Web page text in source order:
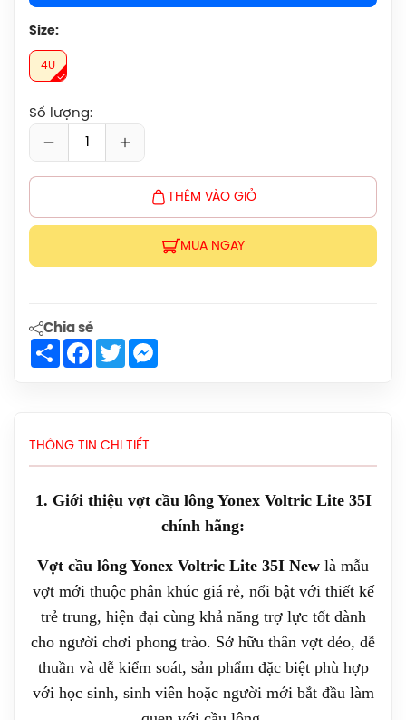
Size:
4U
Số lượng:
THÊM VÀO GIỎ
MUA NGAY
Chia sẻ
ShareFacebook
Twitter
THÔNG TIN CHI TIẾT
1. Giới thiệu vợt cầu lông Yonex Voltric Lite 35I
chính hãng:
Vợt cầu lông Yonex Voltric Lite 35I New là mẫu
vợt mới thuộc phân khúc giá rẻ, nổi bật với thiết kế
trẻ trung, hiện đại cùng khả năng trợ lực tốt dành
cho người chơi phong trào. Sở hữu thân vợt dẻo, dễ
thuần và dễ kiểm soát, sản phẩm đặc biệt phù hợp
với học sinh, sinh viên hoặc người mới bắt đầu làm
Hãng
Vợt Cầu Lông Lining Turbo Charging
1.600.000đ
Giày Cầu Lông Yonex Cascade Accel
Giày Cầu Lông Yonex Cascade Accel
Gen 2 (White/Light Blue) New 2026
(1072A112.104) Chính Hãng
Giày Asics UPCOURT 6 Women
1.269.000đ
Giày Asics Gel-Rocket 12 Women
(1072119.500) Chính Hãng
1.599.000đ
Giày Cầu Lông Yonex Eclipsion Z